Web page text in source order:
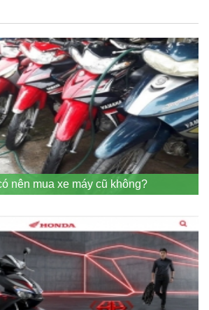
nên mua xe máy cũ không?